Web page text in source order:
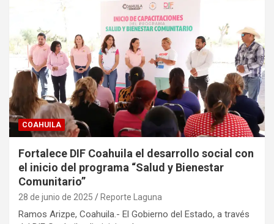
COAHUILA
Fortalece DIF Coahuila el desarrollo social con
el inicio del programa “Salud y Bienestar
Comunitario”
28 de junio de 2025 Reporte Laguna
Ramos Arizpe, Coahuila.- El Gobierno del Estado, a través